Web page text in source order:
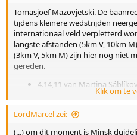
Tomasjoef Mazovjetski. De
tijdens kleinere wedstrijden
internationaal veld verpletterd
langste afstanden (5km V, 10km
(3km V, 5km M) zijn hier nog niet
gereden.
4.14,11 van Martina
allroundkampioenschap
6.37,50 van Jan Szymański
2017/2018 in oktober 2017)
Klik om te
LordMarcel zei:
(...) om dit moment is Minsk